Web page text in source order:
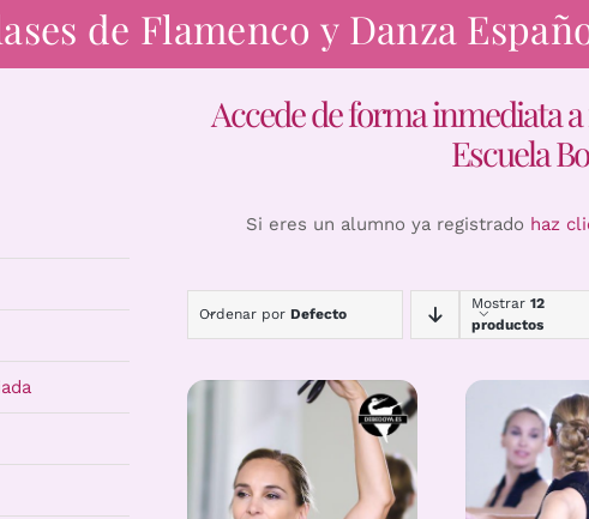
de Flamenco y Danza
Accede de forma inmediata
Escuela
Si eres un alumno ya registrado haz
Ordenar por Defecto
Mostrar 12
productos